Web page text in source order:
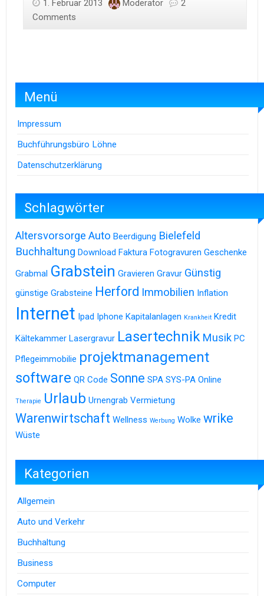
1. Februar 2013 Moderator
2
Comments
Menü
Impressum
Buchführungsbüro Löhne
Datenschutzerklärung
Schlagwörter
Altersvorsorge Auto Beerdigung Bielefeld
Buchhaltung Download Faktura Fotogravuren Geschenke
Grabmal Grabstein Gravieren Gravur Günstig
günstige Grabsteine Herford Immobilien Inflation
Internet Ipad Iphone Kapitalanlagen Krankheit Kredit
Kältekammer Lasergravur Lasertechnik Musik PC
Pflegeimmobilie projektmanagement
software QR Code Sonne SPA SYS-PA Online
Therapie Urlaub Urnengrab Vermietung
Warenwirtschaft Wellness Werbung Wolke wrike
Wüste
Kategorien
Allgemein
Auto und Verkehr
Buchhaltung
Business
Computer